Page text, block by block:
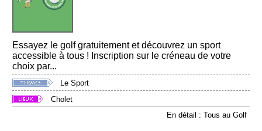
Essayez le golf gratuitement et découvrez un sport
accessible à tous ! Inscription sur le créneau de votre
choix par...
Le Sport
Cholet
En détail : Tous au Golf